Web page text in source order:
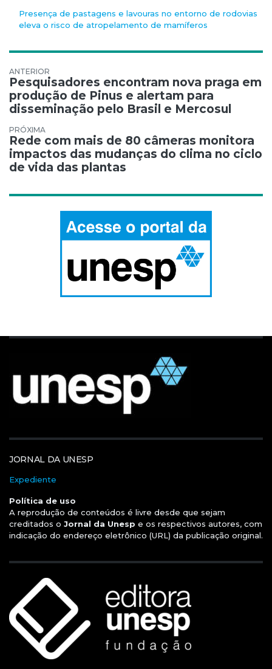
Presença de pastagens e lavouras no entorno de rodovias
eleva o risco de atropelamento de mamíferos
Navegação de Post
Pesquisadores encontram nova praga em
produção de Pinus e alertam para
disseminação pelo Brasil e Mercosul
Rede com mais de 80 câmeras monitora
impactos das mudanças do clima no ciclo
de vida das plantas
JORNAL DA UNESP
Expediente
Política de uso
A reprodução de conteúdos é livre desde que sejam
creditados o Jornal da Unesp e os respectivos autores, com
indicação do endereço eletrônico (URL) da publicação original.